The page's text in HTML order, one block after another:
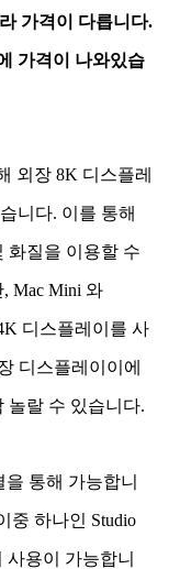
가격이 다릅니다.
가격이 나와있습
외장 8K 디스플레
니다. 이를 통해
화질을 이용할 수
Mac Mini 와
디스플레이를 사
디스플레이이에
놀랄 수 있습니다.
통해 가능합니
중 하나인 Studio
사용이 가능합니